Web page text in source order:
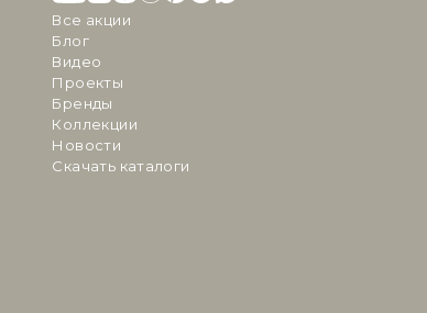
Все акции
Блог
Видео
Проекты
Бренды
Коллекции
Новости
Скачать каталоги